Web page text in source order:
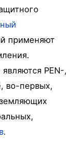
применяют
РЕN-,
во-первых,
.